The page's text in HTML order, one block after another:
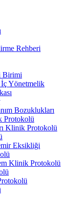
Rehberi
Birimi
İç Yönetmelik
Bozuklukları
Protokolü
Klinik Protokolü
Eksikliği
Klinik Protokolü